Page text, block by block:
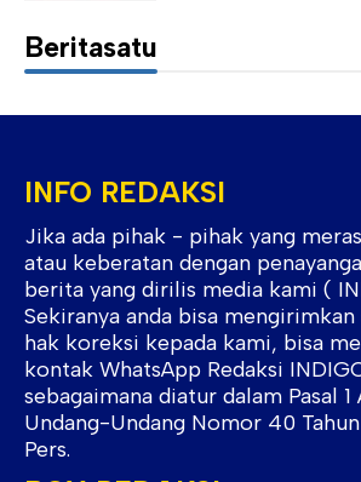
Beritasatu
INFO REDAKSI
Jika ada pihak - pihak yang
atau keberatan dengan
berita yang dirilis media kami (
Sekiranya anda bisa mengirimkan
hak koreksi kepada kami, bisa
kontak WhatsApp Redaksi
sebagaimana diatur dalam Pasal 1
Undang-Undang Nomor 40
Pers.